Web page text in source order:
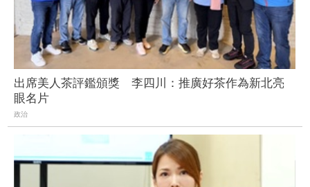
出席美人茶評鑑頒獎 李四川：推廣好茶作為新北亮
眼名片
政治